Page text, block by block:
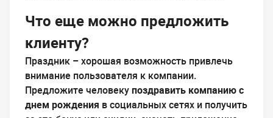
Что еще можно предложить
клиенту?
Праздник – хорошая возможность привлечь
внимание пользователя к компании.
Предложите человекупоздравить компанию с
днем рождения в социальных сетях и получить